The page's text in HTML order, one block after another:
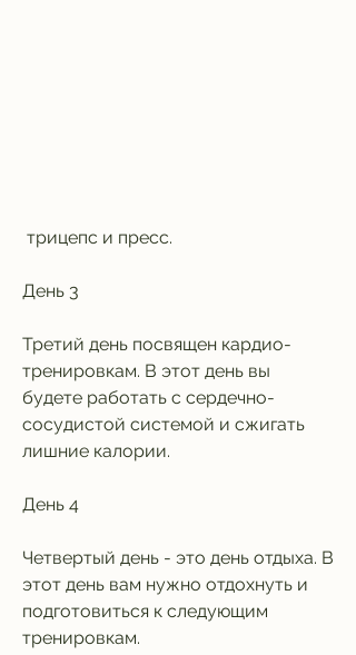
трицепс и пресс.
День 3
Третий день посвящен кардио-
тренировкам. В этот день вы
будете работать с сердечно-
сосудистой системой и сжигать
лишние калории.
День 4
Четвертый день - это день отдыха. В
этот день вам нужно отдохнуть и
подготовиться к следующим
тренировкам.